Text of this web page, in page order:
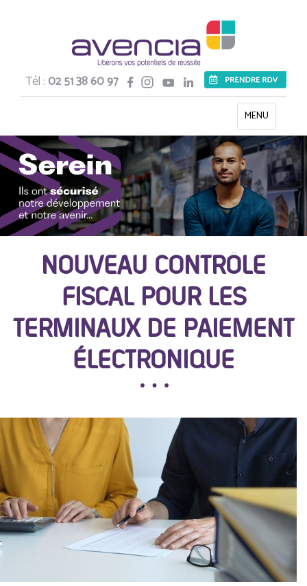
Tél :02 51 38 60 97
Toggle
navigation
MENU
NOUVEAU CONTRÔLE
FISCAL POUR LES
TERMINAUX DE PAIEMENT
ÉLECTRONIQUE